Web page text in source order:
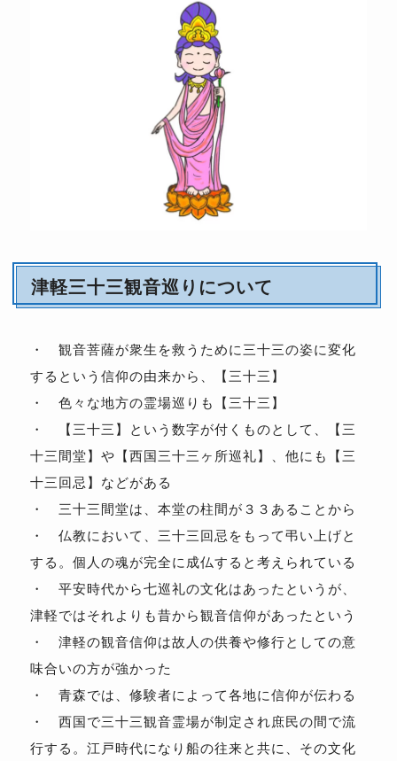
津軽三十三観音巡りについて
・ 観音菩薩が衆生を救うために三十三の姿に変化
するという信仰の由来から、【三十三】
・ 色々な地方の霊場巡りも【三十三】
・ 【三十三】という数字が付くものとして、【三
十三間堂】や【西国三十三ヶ所巡礼】、他にも【三
十三回忌】などがある
・ 三十三間堂は、本堂の柱間が３３あることから
・ 仏教において、三十三回忌をもって弔い上げと
する。個人の魂が完全に成仏すると考えられている
・ 平安時代から七巡礼の文化はあったというが、
津軽ではそれよりも昔から観音信仰があったという
・ 津軽の観音信仰は故人の供養や修行としての意
味合いの方が強かった
・ 青森では、修験者によって各地に信仰が伝わる
・ 西国で三十三観音霊場が制定され庶民の間で流
行する。江戸時代になり船の往来と共に、その文化